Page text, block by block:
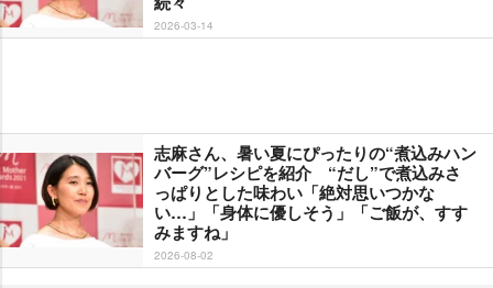
2026-03-14
志麻さん、暑い夏にぴったりの“煮込みハン
バーグ”レシピを紹介 “だし”で煮込みさ
っぱりとした味わい「絶対思いつかな
い…」「身体に優しそう」「ご飯が、すす
みますね」
2026-08-02